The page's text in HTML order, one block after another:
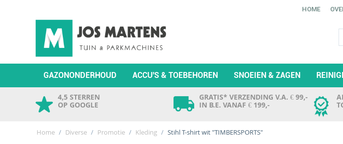
HOME
GAZONONDERHOUD ACCU'S & TOEBEHOREN SNOEIEN & ZAGEN
4,5 STERREN
OP GOOGLE
GRATIS* VERZENDING V.A. € 99,-
IN B.E. VANAF € 199,-
Home / Diverse / Promotie / Kleding / Stihl T-shirt wit "TIMBERSPORTS"